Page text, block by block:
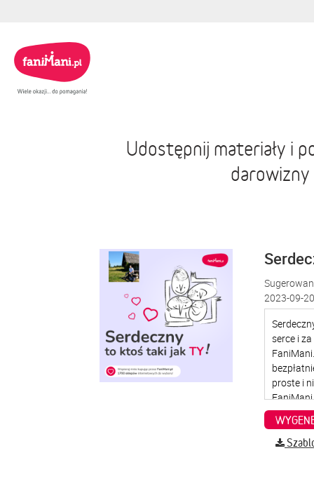
Udostępnij materiały i
2023-09-